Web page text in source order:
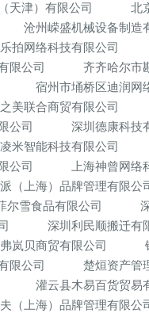
天津）有限公司
北
沧州嵘盛机械设备制造
拍网络科技有限公司
限公司
齐齐哈尔市
宿州市埇桥区迪润网
美联合商贸有限公司
公司
深圳德康科技
米智能科技有限公司
公司
上海神曾网络
（上海）品牌管理有限公
尔雪食品有限公司
深圳利民顺搬迁有
岚贝商贸有限公司
限公司
楚烜资产管
灌云县木易百货贸易
（上海）品牌管理有限公